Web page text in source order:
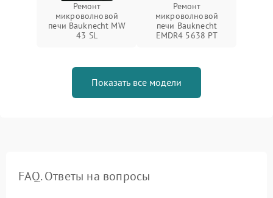
Ремонт
микроволновой
печи Bauknecht MW
43 SL
Ремонт
микроволновой
печи Bauknecht
EMDR4 5638 PT
Показать все модели
FAQ. Ответы на вопросы